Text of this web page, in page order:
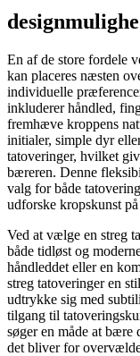
En af de store fordele
kan placeres næsten
individuelle
inkluderer håndled,
fremhæve kroppens
initialer, simple dyr
tatoveringer, hvilket
bæreren. Denne
valg for både
udforske kropskunst
Ved at vælge en streg
både tidløst og
håndleddet eller en
streg tatoveringer en
udtrykke sig med
tilgang til
søger en måde at bære
det bliver for